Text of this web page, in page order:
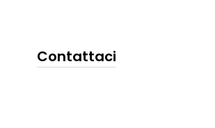
Contattaci